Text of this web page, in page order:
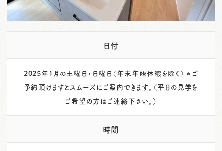
日付
2025年1月の土曜日・日曜日（年末年始休暇を除く）＊ご
予約頂けますとスムーズにご案内できます。（平日の見学を
ご希望の方はご連絡下さい。）
時間